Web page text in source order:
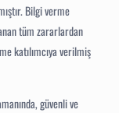
Bilgi verme
tüm zararlardan
katılımcıya verilmiş
güvenli ve